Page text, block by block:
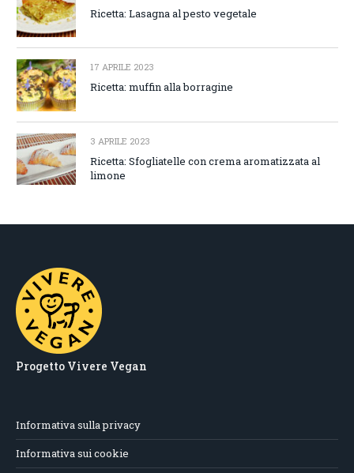
Ricetta: Lasagna al pesto vegetale
17 APRILE 2023
Ricetta: muffin alla borragine
3 APRILE 2023
Ricetta: Sfogliatelle con crema aromatizzata al
limone
Progetto Vivere Vegan
Informativa sulla privacy
Informativa sui cookie